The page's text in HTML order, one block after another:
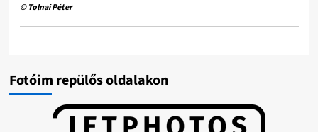
© Tolnai Péter
Fotóim repülős oldalakon